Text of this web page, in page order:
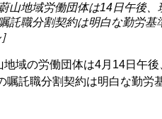
山地域労働団体は14日午後、
託職分割契約は明白な勤労基
域の労働団体は4月14日午
嘱託職分割契約は明白な勤労